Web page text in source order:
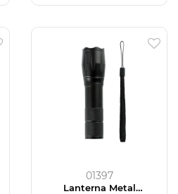
01397
Lanterna Metal